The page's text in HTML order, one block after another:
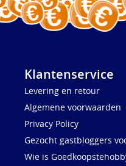
Klantenservice
Levering en retour
Algemene voorwaarden
Privacy Policy
Gezocht gastbloggers
Wie is